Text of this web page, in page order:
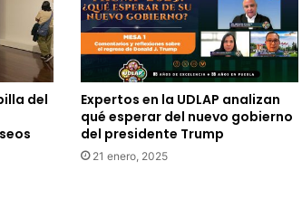
del
Expertos en la UDLAP analizan
qué esperar del nuevo gobierno
del presidente Trump
21 enero, 2025